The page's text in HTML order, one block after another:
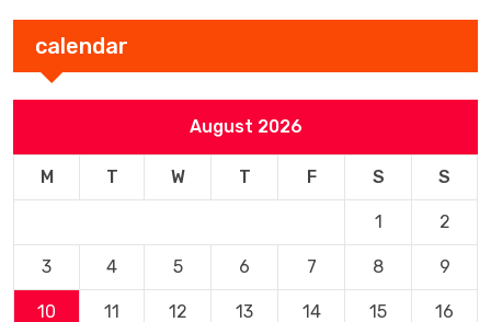
calendar
August 2026
M T W T F S S
1 2
3 4 5 6 7 8 9
10 11 12 13 14 15 16